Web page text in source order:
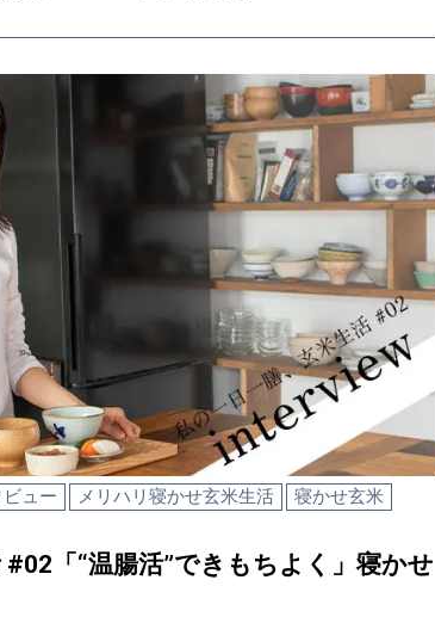
ュー メリハリ寝かせ玄米生活 寝かせ玄米
「“温腸活”できもちよく」寝かせ